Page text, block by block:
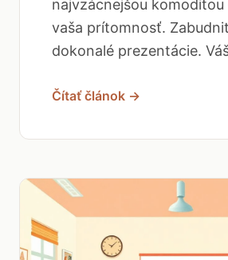
najvzácnejšou
vaša prítomnosť.
dokonalé prezentácie.
Čítať článok →